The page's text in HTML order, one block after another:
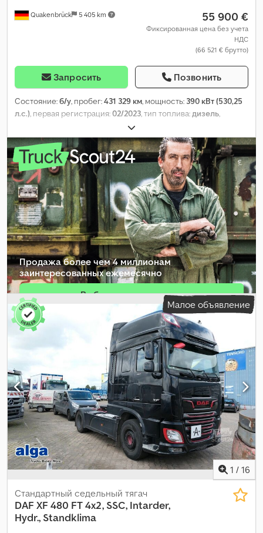
Quakenbrück 5 405 km 55 900 €
Фиксированная цена без учета
НДС
(66 521 € брутто)
Запросить Позвонить
Состояние:б/у, пробег:431 329 км, мощность: 390 кВт (530,25
л.с.), первая регистрация:02/2023, тип топлива:дизель,
, максимальная грузоподъёмность:
9 619 кг, общий вес:18 000 кг, размер шины:385 / 65 R 22,5,
колесная база:4 000 мм, следующая проверка (TÜV): 10/2026,
тормоза:интардер, цвет:белый, кабина водителя:
спальный
отсек (кабина), тип передачи: автоматический, класс
выбросов:Евро 6, подвеска:сталь-воздух, количество
кроватей: 2, общая длина:25 400 мм, общая ширина:40 000 мм,
общая высота:65 200 мм , Год выпуска:2022, размер передней
шины:315 / 70 R 22,5 , Оборудование:ABS, блокировка
дифференциала, кондиционер, круиз-контроль,
навигационная система, отопитель стояночный, спойлер,
Продажа более чем 4 миллионам
заинтересованных ежемесячно
Выбрать пакет дилера
Создать отдельное объявление
Малое объявление
1 / 16
Стандартный седельный тягач
DAF XF 480 FT 4x2, SSC, Intarder,
Hydr., Standklima